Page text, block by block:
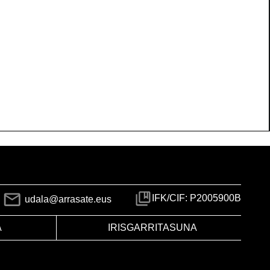
udala@arrasate.eus IFK/CIF: P2005900B
IRISGARRITASUNA